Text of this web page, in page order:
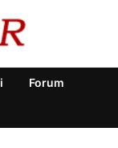
Forum